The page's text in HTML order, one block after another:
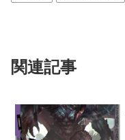
関連記事